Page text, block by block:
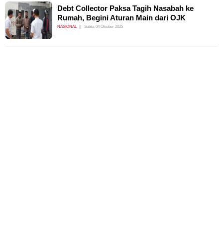
Debt Collector Paksa Tagih Nasabah ke
Rumah, Begini Aturan Main dari OJK
NASIONAL Sabtu, 04 Oktober 2025